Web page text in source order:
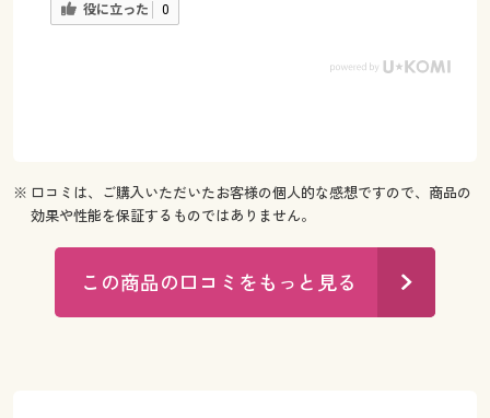
役に立った 0
※ 口コミは、ご購入いただいたお客様の個人的な感想ですので、商品の
効果や性能を保証するものではありません。
この商品の口コミをもっと見る